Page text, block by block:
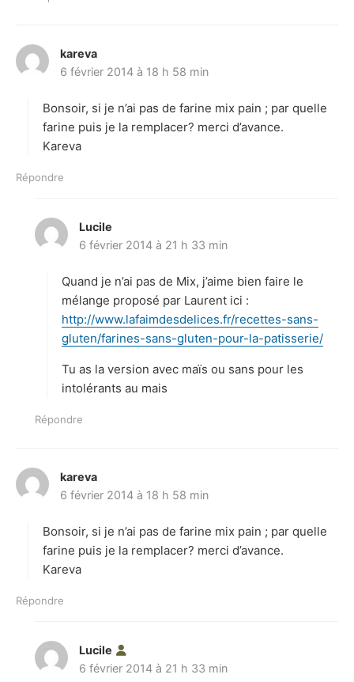
kareva
i
:
6 février 2014 à 18 h 58 min
Bonsoir, si je n’ai pas de farine mix pain ; par quelle
farine puis je la remplacer? merci d’avance.
Kareva
Répondre
Lucile
i
:
6 février 2014 à 21 h 33 min
Quand je n’ai pas de Mix, j’aime bien faire le
mélange proposé par Laurent ici :
http://www.lafaimdesdelices.fr/recettes-sans-
gluten/farines-sans-gluten-pour-la-patisserie/
Tu as la version avec maïs ou sans pour les
intolérants au mais
Répondre
kareva
i
:
6 février 2014 à 18 h 58 min
Bonsoir, si je n’ai pas de farine mix pain ; par quelle
farine puis je la remplacer? merci d’avance.
Kareva
Répondre
Lucile
i
6 février 2014 à 21 h 33 min